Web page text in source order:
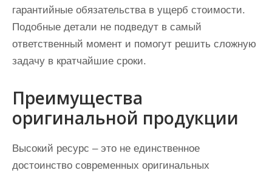
гарантийные обязательства в ущерб стоимости.
Подобные детали не подведут в самый
ответственный момент и помогут решить сложную
задачу в кратчайшие сроки.
Преимущества
оригинальной продукции
Высокий ресурс – это не единственное
достоинство современных оригинальных